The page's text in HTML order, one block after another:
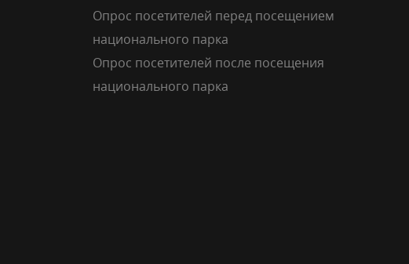
Опрос посетителей перед посещением
национального парка
Опрос посетителей после посещения
национального парка